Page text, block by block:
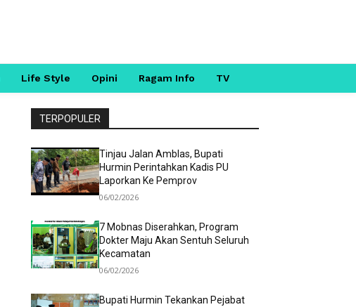
Life Style Opini Ragam Info TV
TERPOPULER
Tinjau Jalan Amblas, Bupati
Hurmin Perintahkan Kadis PU
Laporkan Ke Pemprov
06/02/2026
7 Mobnas Diserahkan, Program
Dokter Maju Akan Sentuh Seluruh
Kecamatan
06/02/2026
Bupati Hurmin Tekankan Pejabat